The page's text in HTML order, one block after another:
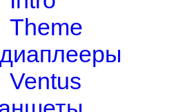
Theme
Ventus